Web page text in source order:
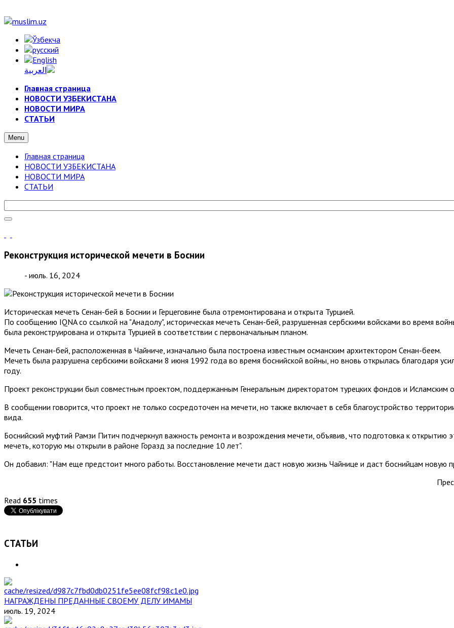
Главная страница
НОВОСТИ УЗБЕКИСТАНА
НОВОСТИ МИРА
СТАТЬИ
Menu
Главная страница
НОВОСТИ УЗБЕКИСТАНА
НОВОСТИ МИРА
СТАТЬИ
Реконструкция исторической мечети в Боснии
- июль. 16, 2024
Историческая мечеть Сенан-бей в Боснии и Герцеговине была отремонтирована и открыта Турцией.
По сообщению IQNA со ссылкой на "Анадолу", историческая мечеть Сенан-бей, разрушенная сербскими войсками во время
была реконструирована и открыта Турцией в соответствии с первоначальным планом.
Мечеть Сенан-бей, расположенная в Чайниче, изначально была построена известным османским архитектором Сенан-беем.
Мечеть была разрушена сербскими войсками 8 июня 1992 года во время боснийской войны, но вновь открылась благодаря
году.
Проект реконструкции был совместным проектом, поддержанным Генеральным директоратом турецких фондов и Исламским
В сообщении говорится, что проект не только сосредоточен на мечети, но также включает в себя благоустройство
вида.
Боснийский муфтий Рамзи Питич подчеркнул важность ремонта и возрождения мечети, объявив, что подготовка к открытию
мечеть, которую мы открыли в районе Горазд за последние 10 лет".
Он добавил: "Нам еще предстоит много работы. Восстановление мечети даст новую жизнь Чайнице и даст боснийцам новую
Read 655 times
СТАТЬИ
НАГРАЖДЕНЫ ПРЕДАННЫЕ СВОЕМУ ДЕЛУ ИМАМЫ
июль. 19, 2024